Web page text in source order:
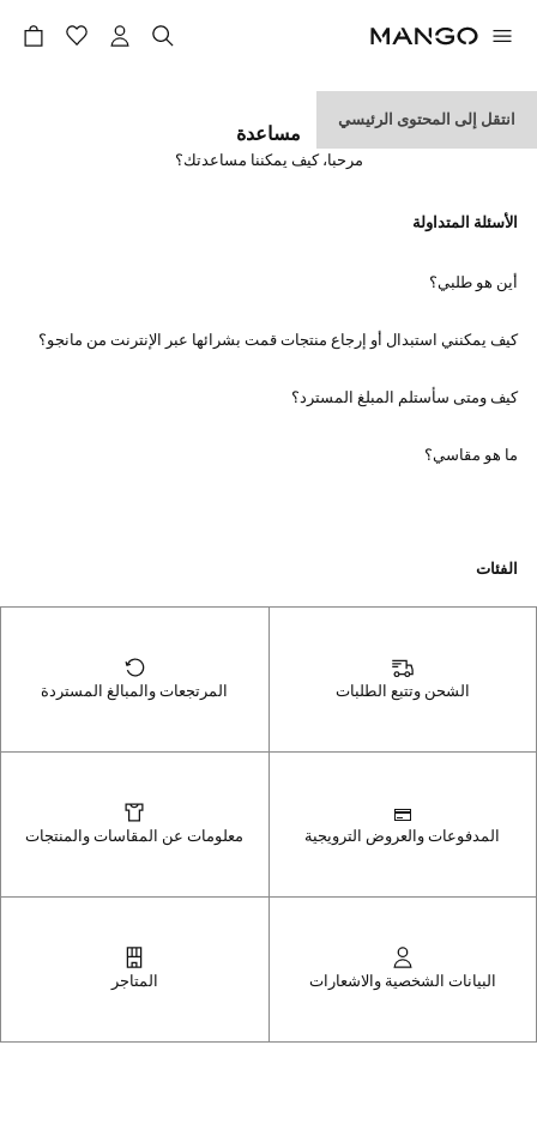
انتقل إلى المحتوى الرئيسي
مساعدة
مرحبا، كيف يمكننا مساعدتك؟
الأسئلة المتداولة
أين هو طلبي؟
كيف يمكنني استبدال أو إرجاع منتجات قمت بشرائها عبر الإنترنت من مانجو؟
كيف ومتى سأستلم المبلغ المسترد؟
ما هو مقاسي؟
الفئات
الشحن وتتبع الطلبات المرتجعات والمبالغ المستردة
المدفوعات والعروض الترويجية معلومات عن المقاسات والمنتجات
البيانات الشخصية والاشعارات المتاجر